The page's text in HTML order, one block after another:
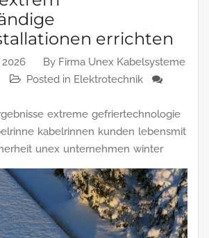
errichten
2026 By Firma Unex Kabelsysteme
Posted in Elektrotechnik
extreme gefriertechnologie
kabelrinnen kunden lebensmit
unex unternehmen winter